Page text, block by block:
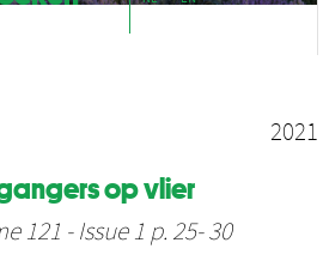
2021
op vlier
121 - Issue 1 p. 25- 30